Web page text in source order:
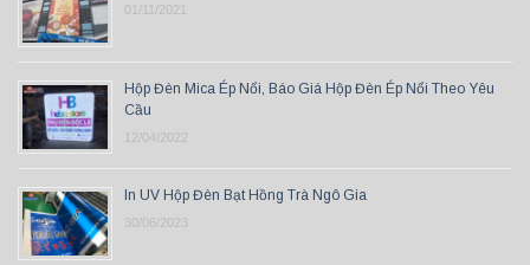
01/11/2021
Hộp Đèn Mica Ép Nổi, Báo Giá Hộp Đèn Ép Nổi Theo Yêu
Cầu
12/04/2022
In UV Hộp Đèn Bạt Hồng Trà Ngô Gia
30/06/2023